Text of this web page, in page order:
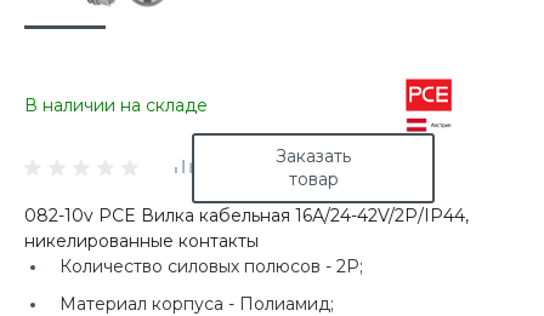
В наличии на складе
Заказать
товар
082-10v PCE Вилка кабельная 16А/24-42V/2Р/IP44,
никелированные контакты
Количество силовых полюсов - 2P;
Материал корпуса - Полиамид;